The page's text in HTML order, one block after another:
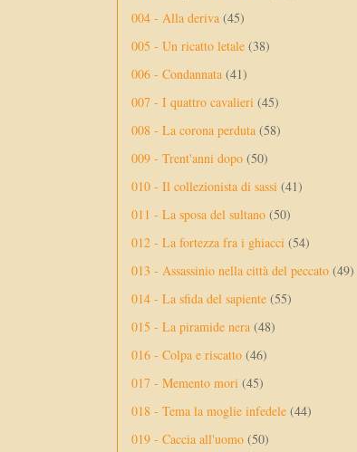
004 - Alla deriva (45)
005 - Un ricatto letale (38)
006 - Condannata (41)
007 - I quattro cavalieri (45)
008 - La corona perduta (58)
009 - Trent'anni dopo (50)
010 - Il collezionista di sassi (41)
011 - La sposa del sultano (50)
012 - La fortezza fra i ghiacci (54)
013 - Assassinio nella città del peccato (49)
014 - La sfida del sapiente (55)
015 - La piramide nera (48)
016 - Colpa e riscatto (46)
017 - Memento mori (45)
018 - Tema la moglie infedele (44)
019 - Caccia all'uomo (50)